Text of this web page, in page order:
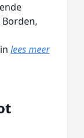
lees meer